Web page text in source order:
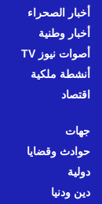
أخبار الصحراء
أخبار وطنية
أصوات نيوز TV
أنشطة ملكية
اقتصاد
جهات
حوادث وقضايا
دولية
دين ودنيا